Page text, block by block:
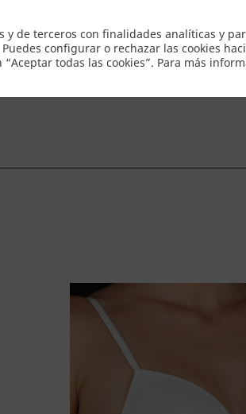
y de terceros con finalidades analíticas y
configurar o rechazar las cookies
todas las cookies”. Para más
Ofertas Contacto